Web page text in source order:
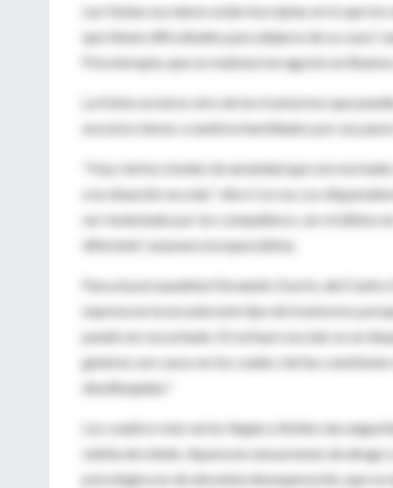
Las fobias escolares están inscriptas en lo que
que tienen dificultades para alejarse de su
Psicoterapia, que se realizará en agosto en Buenos
La fobia social es otro de los trastornos que
excesivo temor a sentirse humillados por sus
"Hay ciertos niveles de ansiedad que son
a la situación escolar", dice Coccia. Los
ser molestado por los compañeros, ser el último
diferente", enumera la especialista.
Para el psicoanalista Fernando Osorio, del
expresa en la escuela este tipo de trastornos
puede ser escuchado. El rechazo escolar es un
general, son casos en los cuales ciertas
desdibujadas."
Los cuadros más serios llegan a límites tan
súbita de miedo. Aparecen sensaciones de
psicológica es de absoluta desesperación, que